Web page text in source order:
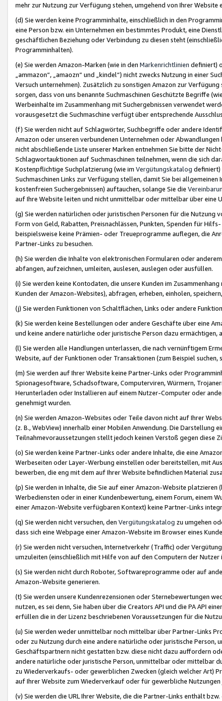
mehr zur Nutzung zur Verfügung stehen, umgehend von Ihrer
(d) Sie werden keine Programminhalte, einschließlich in den
eine Person bzw. ein Unternehmen ein bestimmtes Produkt, eine
geschäftlichen Beziehung oder Verbindung zu diesen steht
Programminhalten).
(e) Sie werden Amazon-Marken (wie in den Markenrichtlinien definiert)
„ammazon“, „amaozn“ und „kindel“) nicht zwecks Nutzung in einer
Versuch unternehmen). Zusätzlich zu sonstigen Amazon zur
sorgen, dass von uns benannte Suchmaschinen Geschützte Begriffe
Werbeinhalte im Zusammenhang mit Suchergebnissen verwendet
vorausgesetzt die Suchmaschine verfügt über entsprechende
(f) Sie werden nicht auf Schlagwörter, Suchbegriffe oder andere
Amazon oder unseren verbundenen Unternehmen oder
nicht abschließende Liste unserer Marken entnehmen Sie bitte der
Schlagwortauktionen auf Suchmaschinen teilnehmen, wenn die sich
Kostenpflichtige Suchplatzierung (wie im Vergütungskatalog definiert)
Suchmaschinen Links zur Verfügung stellen, damit Sie bei
kostenfreien Suchergebnissen) auftauchen, solange Sie die
auf Ihre Website leiten und nicht unmittelbar oder mittelbar über eine
(g) Sie werden natürlichen oder juristischen Personen für die Nutzung
Form von Geld, Rabatten, Preisnachlässen, Punkten, Spenden für
beispielsweise keine Prämien- oder Treueprogramme auflegen, die
Partner-Links zu besuchen.
(h) Sie werden die Inhalte von elektronischen Formularen oder
abfangen, aufzeichnen, umleiten, auslesen, auslegen oder ausfüllen.
(i) Sie werden keine Kontodaten, die unsere Kunden im
Kunden der Amazon-Websites), abfragen, erheben, einholen,
(j) Sie werden Funktionen von Schaltflächen, Links oder andere
(k) Sie werden keine Bestellungen oder andere Geschäfte über eine
und keine andere natürliche oder juristische Person dazu
(l) Sie werden alle Handlungen unterlassen, die nach vernünftigem
Website, auf der Funktionen oder Transaktionen (zum Beispiel
(m) Sie werden auf Ihrer Website keine Partner-Links oder
Spionagesoftware, Schadsoftware, Computerviren, Würmern,
Herunterladen oder Installieren auf einem Nutzer-Computer oder
genehmigt wurden.
(n) Sie werden Amazon-Websites oder Teile davon nicht auf Ihrer
(z. B., WebView) innerhalb einer Mobilen Anwendung. Die Darstellung
Teilnahmevoraussetzungen stellt jedoch keinen Verstoß gegen diese
(o) Sie werden keine Partner-Links oder andere Inhalte, die eine
Werbeseiten oder Layer-Werbung einstellen oder bereitstellen, mit
bewerben, die eng mit dem auf Ihrer Website befindlichen Material
(p) Sie werden in Inhalte, die Sie auf einer Amazon-Website
Werbediensten oder in einer Kundenbewertung, einem Forum, einem
einer Amazon-Website verfügbaren Kontext) keine Partner-Links
(q) Sie werden nicht versuchen, den Vergütungskatalog zu umgehen
dass sich eine Webpage einer Amazon-Website im Browser eines
(r) Sie werden nicht versuchen, Internetverkehr (Traffic) oder
umzuleiten (einschließlich mit Hilfe von auf den Computern der
(s) Sie werden nicht durch Roboter, Softwareprogramme oder auf
Amazon-Website generieren.
(t) Sie werden unsere Kundenrezensionen oder Sternebewertungen
nutzen, es sei denn, Sie haben über die Creators API und die PA API
erfüllen die in der Lizenz beschriebenen Voraussetzungen für die
(u) Sie werden weder unmittelbar noch mittelbar über Partner-Links
oder zu Nutzung durch eine andere natürliche oder juristische
Geschäftspartnern nicht gestatten bzw. diese nicht dazu auffordern
andere natürliche oder juristische Person, unmittelbar oder mittelbar
zu Wiederverkaufs- oder gewerblichen Zwecken (gleich welcher Art)
auf Ihrer Website zum Wiederverkauf oder für gewerbliche
(v) Sie werden die URL Ihrer Website, die die Partner-Links enthält